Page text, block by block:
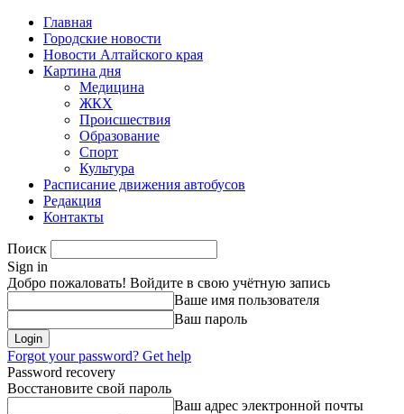
Главная
Городские новости
Новости Алтайского края
Картина дня
Медицина
ЖКХ
Происшествия
Образование
Спорт
Культура
Расписание движения автобусов
Редакция
Контакты
Поиск
Sign in
Добро пожаловать! Войдите в свою учётную запись
Ваше имя пользователя
Ваш пароль
Forgot your password? Get help
Password recovery
Восстановите свой пароль
Ваш адрес электронной почты